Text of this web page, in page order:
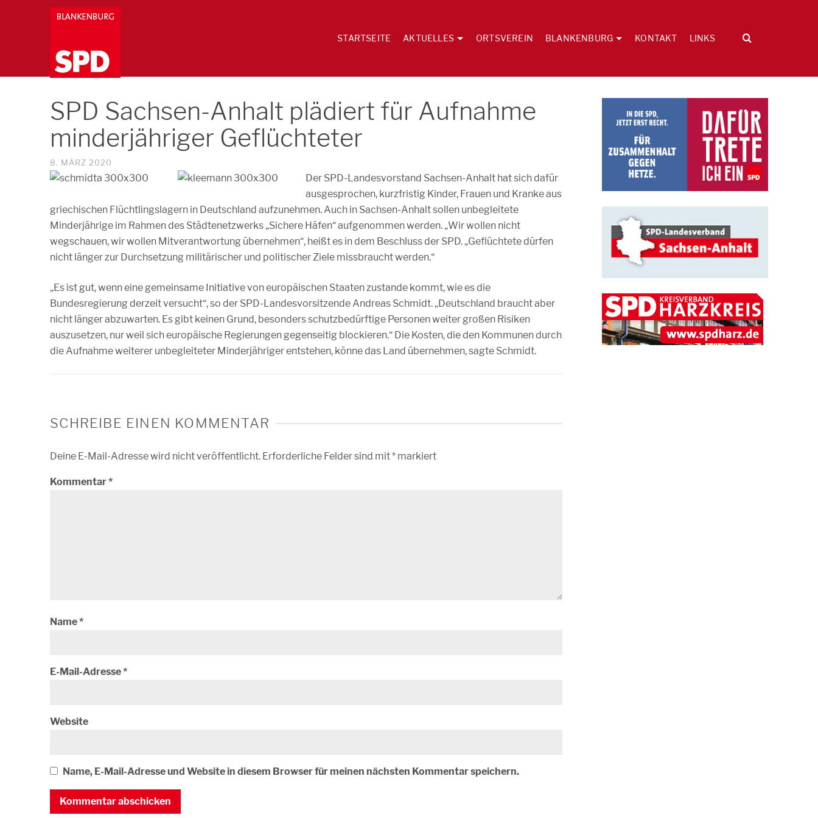
STARTSEITE AKTUELLES ORTSVEREIN BLANKENBURG KONTAKT LINKS
SPD Sachsen-Anhalt plädiert für Aufnahme
minderjähriger Geflüchteter
8. MÄRZ 2020
Der SPD-Landesvorstand Sachsen-Anhalt hat sich dafür
ausgesprochen, kurzfristig Kinder, Frauen und Kranke aus
griechischen Flüchtlingslagern in Deutschland aufzunehmen. Auch in Sachsen-Anhalt sollen unbegleitete
Minderjährige im Rahmen des Städtenetzwerks „Sichere Häfen“ aufgenommen werden. „Wir wollen nicht
wegschauen, wir wollen Mitverantwortung übernehmen“, heißt es in dem Beschluss der SPD. „Geflüchtete dürfen
nicht länger zur Durchsetzung militärischer und politischer Ziele missbraucht werden.“
„Es ist gut, wenn eine gemeinsame Initiative von europäischen Staaten zustande kommt, wie es die
Bundesregierung derzeit versucht“, so der SPD-Landesvorsitzende Andreas Schmidt. „Deutschland braucht aber
nicht länger abzuwarten. Es gibt keinen Grund, besonders schutzbedürftige Personen weiter großen Risiken
auszusetzen, nur weil sich europäische Regierungen gegenseitig blockieren.“ Die Kosten, die den Kommunen durch
die Aufnahme weiterer unbegleiteter Minderjähriger entstehen, könne das Land übernehmen, sagte Schmidt.
SCHREIBE EINEN KOMMENTAR
Deine E-Mail-Adresse wird nicht veröffentlicht. Erforderliche Felder sind mit* markiert
Kommentar*
Name*
E-Mail-Adresse*
Website
Name, E-Mail-Adresse und Website in diesem Browser für meinen nächsten Kommentar speichern.